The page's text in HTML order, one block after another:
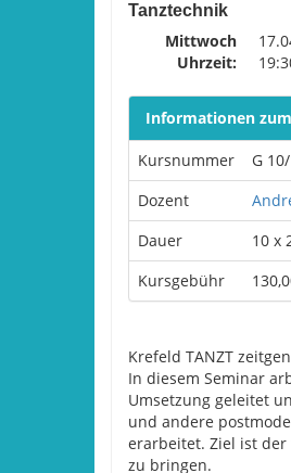
Tanztechnik
Mittwoch
Uhrzeit:
Informationen
Kursnummer
G
Dozent
Dauer
10 x
Kursgebühr
Krefeld TANZT
In diesem Seminar
Umsetzung geleitet
und andere
erarbeitet. Ziel ist
zu bringen.